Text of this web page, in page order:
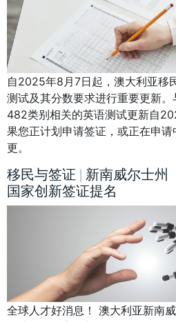
自2025年8月7日起，澳大利亚移
测试及其分数要求进行重要更新。
482类别相关的英语测试更新自
果您正计划申请签证，或正在申
更。
移民与签证 | 新南威尔士州
国家创新签证提名
全球人才好消息！ 澳大利亚新南